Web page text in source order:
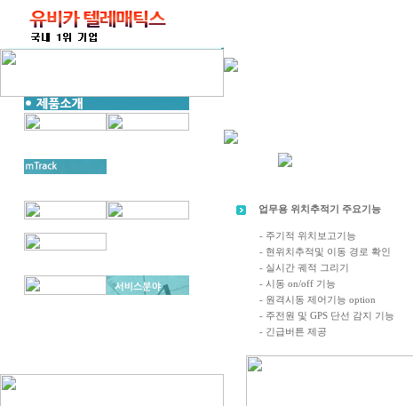
업무용 위치추적기 주요기능
- 주기적 위치보고기능
- 현위치추적및 이동 경로 확인
- 실시간 궤적 그리기
- 시동 on/off 기능
- 원격시동 제어기능 option
- 주전원 및 GPS 단선 감지 기능
- 긴급버튼 제공